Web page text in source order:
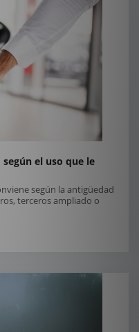
el uso que le
según la antigüedad
terceros ampliado o